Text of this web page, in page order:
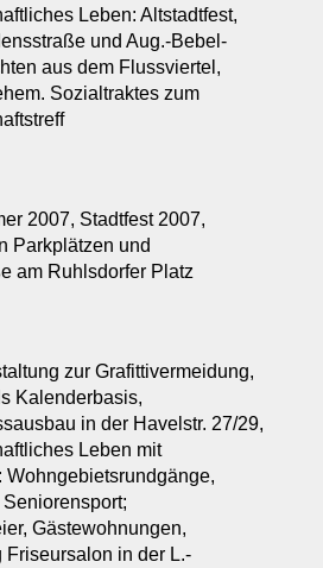
Leben: Altstadtfest,
und Aug.-Bebel-
aus dem Flussviertel,
Sozialtraktes zum
2007, Stadtfest 2007,
Parkplätzen und
am Ruhlsdorfer Platz
zur Grafittivermeidung,
Kalenderbasis,
in der Havelstr. 27/29,
Leben mit
Wohngebietsrundgänge,
Gästewohnungen,
Friseursalon in der L.-